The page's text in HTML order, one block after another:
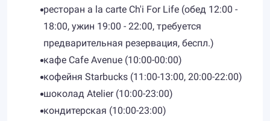
ресторан a la carte Ch'i For Life (обед 12:00 -
18:00, ужин 19:00 - 22:00, требуется
предварительная резервация, беспл.)
кафе Cafe Avenue (10:00-00:00)
кофейня Starbucks (11:00-13:00, 20:00-22:00)
шоколад Atelier (10:00-23:00)
кондитерская (10:00-23:00)